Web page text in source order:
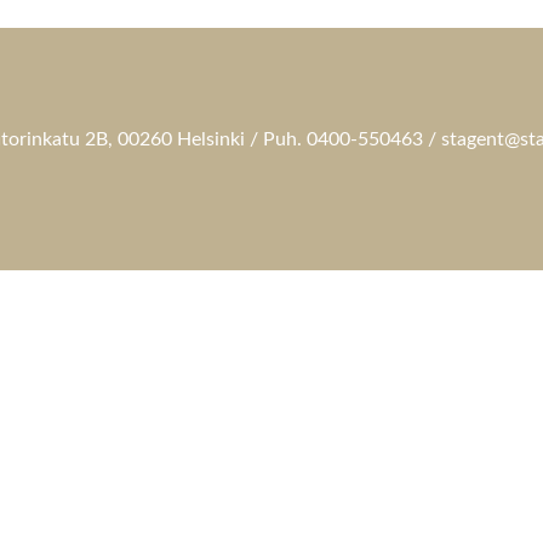
2B, 00260 Helsinki / Puh. 0400-550463 /